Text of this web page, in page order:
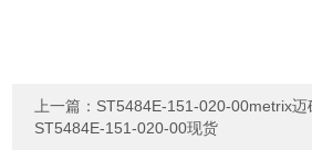
上一篇： ST5484E-151-020-00metrix迈
ST5484E-151-020-00现货